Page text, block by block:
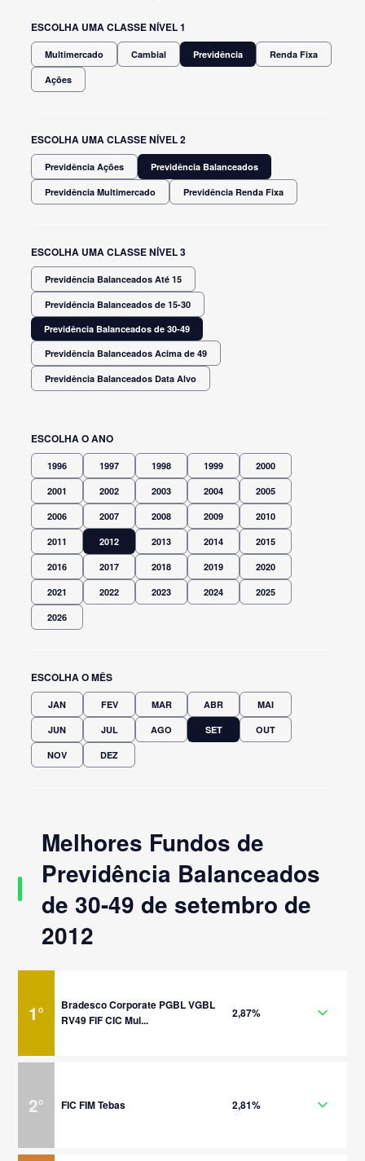
ESCOLHA UMA CLASSE NÍVEL 1
Multimercado Cambial Previdência Renda Fixa
Ações
ESCOLHA UMA CLASSE NÍVEL 2
Previdência Ações Previdência Balanceados
Previdência Multimercado Previdência Renda Fixa
ESCOLHA UMA CLASSE NÍVEL 3
Previdência Balanceados Até 15
Previdência Balanceados de 15-30
Previdência Balanceados de 30-49
Previdência Balanceados Acima de 49
Previdência Balanceados Data Alvo
ESCOLHA O ANO
1996 1997 1998 1999 2000
2001 2002 2003 2004 2005
2006 2007 2008 2009 2010
2011 2012 2013 2014 2015
2016 2017 2018 2019 2020
2021 2022 2023 2024 2025
2026
ESCOLHA O MÊS
JAN FEV MAR ABR MAI
JUN JUL AGO SET OUT
NOV DEZ
Melhores Fundos de
Previdência Balanceados
de 30-49 de setembro de
2012
1°
Bradesco Corporate PGBL VGBL
RV49 FIF CIC Mul...
2,87%
2° FIC FIM Tebas 2,81%